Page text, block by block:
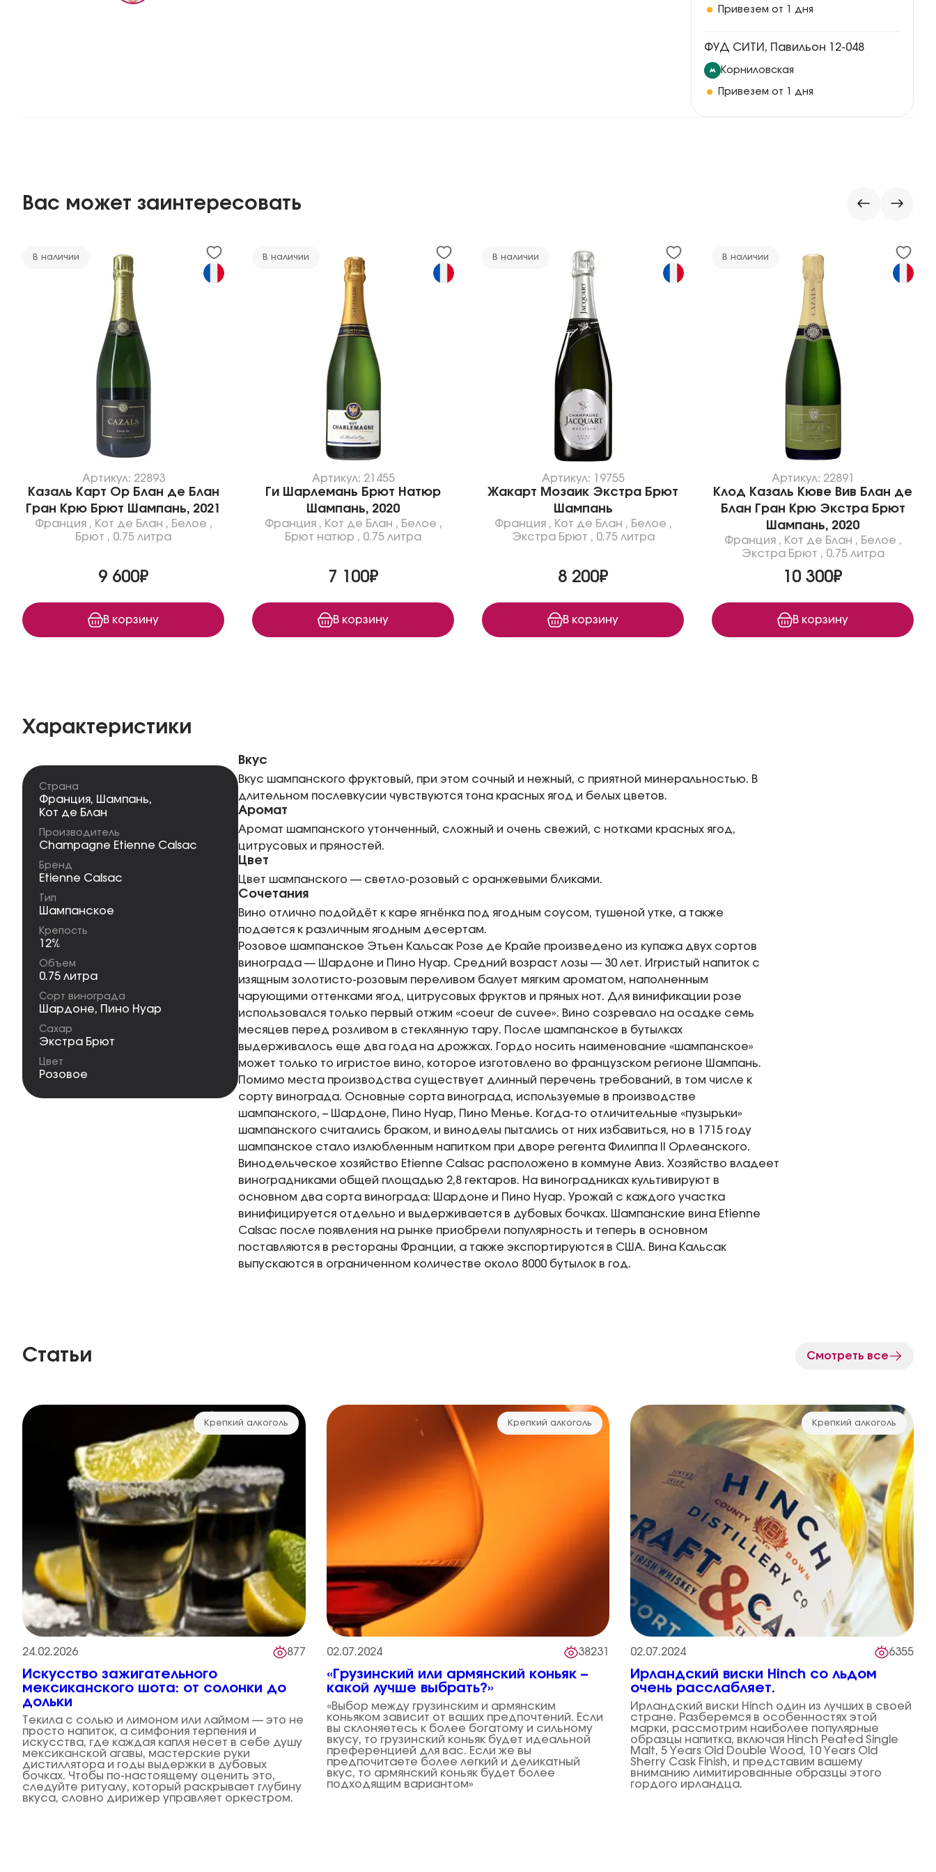
Привезем от 1 дня
ФУД СИТИ, Павильон 12-048
Корниловская
Привезем от 1 дня
Вас может заинтересовать
В наличии
Артикул: 22893
Казаль Карт Ор Блан де Блан
Гран Крю Брют Шампань, 2021
Франция, Кот де Блан , Белое ,
Брют , 0.75 литра
9 600₽
В корзину
В наличии
Артикул: 21455
Ги Шарлемань Брют Натюр
Шампань, 2020
Франция, Кот де Блан , Белое ,
Брют натюр , 0.75 литра
7 100₽
В корзину
В наличии
Артикул: 19755
Жакарт Мозаик Экстра Брют
Шампань
Франция, Кот де Блан , Белое ,
Экстра Брют , 0.75 литра
8 200₽
В корзину
В наличии
Артикул: 22891
Клод Казаль Кюве Вив Блан де
Блан Гран Крю Экстра Брют
Шампань, 2020
Франция, Кот де Блан , Белое ,
Экстра Брют , 0.75 литра
10 300₽
В корзину
Характеристики
Страна
Франция, Шампань,
Кот де Блан
Производитель
Champagne Etienne Calsac
Бренд
Etienne Calsac
Тип
Шампанское
Крепость
12%
Объем
0.75 литра
Сорт винограда
Шардоне, Пино Нуар
Сахар
Экстра Брют
Цвет
Розовое
Вкус
Вкус шампанского фруктовый, при этом сочный и нежный, с приятной минеральностью. В
длительном послевкусии чувствуются тона красных ягод и белых цветов.
Аромат
Аромат шампанского утонченный, сложный и очень свежий, с нотками красных ягод,
цитрусовых и пряностей.
Цвет
Цвет шампанского — светло-розовый с оранжевыми бликами.
Сочетания
Вино отлично подойдёт к каре ягнёнка под ягодным соусом, тушеной утке, а также
подается к различным ягодным десертам.
Розовое шампанское Этьен Кальсак Розе де Крайе произведено из купажа двух сортов
винограда — Шардоне и Пино Нуар. Средний возраст лозы — 30 лет. Игристый напиток с
изящным золотисто-розовым переливом балует мягким ароматом, наполненным
чарующими оттенками ягод, цитрусовых фруктов и пряных нот. Для винификации розе
использовался только первый отжим «coeur de cuvee». Вино созревало на осадке семь
месяцев перед розливом в стеклянную тару. После шампанское в бутылках
выдерживалось еще два года на дрожжах. Гордо носить наименование «шампанское»
может только то игристое вино, которое изготовлено во французском регионе Шампань.
Помимо места производства существует длинный перечень требований, в том числе к
сорту винограда. Основные сорта винограда, используемые в производстве
шампанского, – Шардоне, Пино Нуар, Пино Менье. Когда-то отличительные «пузырьки»
шампанского считались браком, и виноделы пытались от них избавиться, но в 1715 году
шампанское стало излюбленным напитком при дворе регента Филиппа II Орлеанского.
Винодельческое хозяйство Etienne Calsac расположено в коммуне Авиз. Хозяйство владеет
виноградниками общей площадью 2,8 гектаров. На виноградниках культивируют в
основном два сорта винограда: Шардоне и Пино Нуар. Урожай с каждого участка
винифицируется отдельно и выдерживается в дубовых бочках. Шампанские вина Etienne
Calsac после появления на рынке приобрели популярность и теперь в основном
поставляются в рестораны Франции, а также экспортируются в США. Вина Кальсак
выпускаются в ограниченном количестве около 8000 бутылок в год.
Статьи Смотреть все
Крепкий алкоголь
24.02.2026 877
Искусство зажигательного
мексиканского шота: от солонки до
дольки
Текила с солью и лимоном или лаймом — это не
просто напиток, а симфония терпения и
искусства, где каждая капля несет в себе душу
мексиканской агавы, мастерские руки
дистиллятора и годы выдержки в дубовых
бочках. Чтобы по-настоящему оценить это,
следуйте ритуалу, который раскрывает глубину
вкуса, словно дирижер управляет оркестром.
Крепкий алкоголь
02.07.2024 38231
«Грузинский или армянский коньяк –
какой лучше выбрать?»
«Выбор между грузинским и армянским
коньяком зависит от ваших предпочтений. Если
вы склоняетесь к более богатому и сильному
вкусу, то грузинский коньяк будет идеальной
преференцией для вас. Если же вы
предпочитаете более легкий и деликатный
вкус, то армянский коньяк будет более
подходящим вариантом»
Крепкий алкоголь
02.07.2024 6355
Ирландский виски Hinch со льдом
очень расслабляет.
Ирландский виски Hinch один из лучших в своей
стране. Разберемся в особенностях этой
марки, рассмотрим наиболее популярные
образцы напитка, включая Hinch Peated Single
Malt, 5 Years Old Double Wood, 10 Years Old
Sherry Cask Finish, и представим вашему
вниманию лимитированные образцы этого
гордого ирландца.